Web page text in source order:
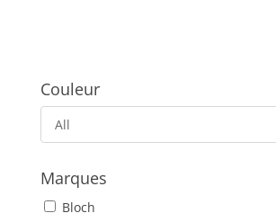
Couleur
All
Marques
Bloch